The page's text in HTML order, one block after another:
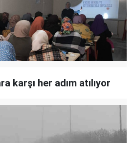
karşı her adım atılıyor